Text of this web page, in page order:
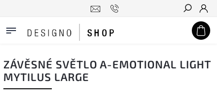
Hledat
ZÁVĚSNÉ SVĚTLO A-EMOTIONAL LIGHT
MYTILUS LARGE